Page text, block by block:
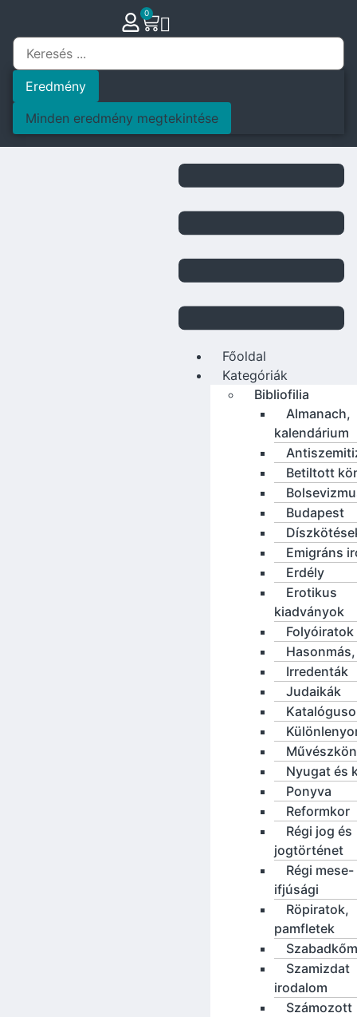
0
Eredmény
Minden eredmény megtekintése
Főoldal
Kategóriák
Bibliofilia
Almanach,
kalendárium
Betiltott
Budapest
Emigráns
Erdély
Erotikus
kiadványok
Folyóiratok
Irredenták
Judaikák
Nyugat és
Ponyva
Reformkor
Régi jog és
jogtörténet
Régi mese-
ifjúsági
Röpiratok,
pamfletek
Szamizdat
irodalom
Számozott